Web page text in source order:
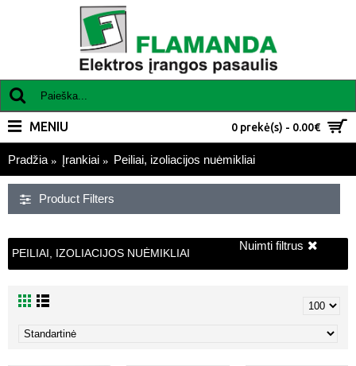
0 prekė(s) - 0.00€
MENIU
Pradžia Įrankiai Peiliai, izoliacijos nuėmikliai
Product Filters
Nuimti filtrus
PEILIAI, IZOLIACIJOS NUĖMIKLIAI